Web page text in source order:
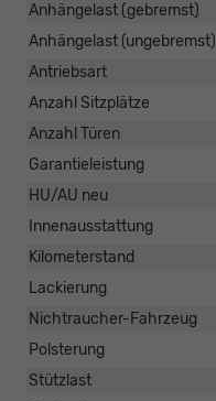
Anhängelast (gebremst)
Anhängelast (ungebremst)
Antriebsart
Anzahl Sitzplätze
Anzahl Türen
Garantieleistung
HU/AU neu
Innenausstattung
Kilometerstand
Lackierung
Nichtraucher-Fahrzeug
Polsterung
Stützlast